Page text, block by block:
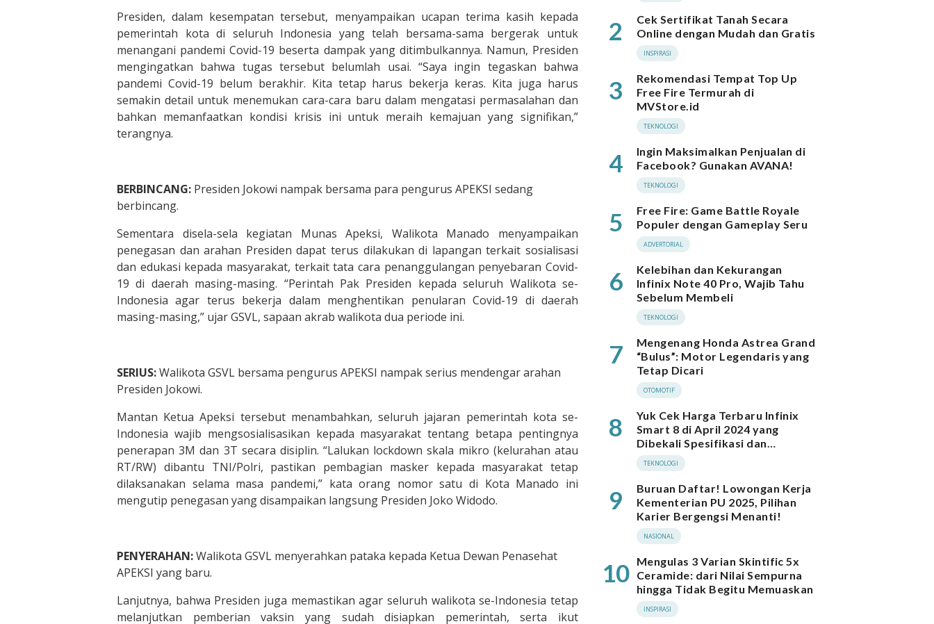
Presiden, dalam kesempatan tersebut, menyampaikan ucapan terima kasih kepada
pemerintah kota di seluruh Indonesia yang telah bersama-sama bergerak untuk
menangani pandemi Covid-19 beserta dampak yang ditimbulkannya. Namun, Presiden
mengingatkan bahwa tugas tersebut belumlah usai. “Saya ingin tegaskan bahwa
pandemi Covid-19 belum berakhir. Kita tetap harus bekerja keras. Kita juga harus
semakin detail untuk menemukan cara-cara baru dalam mengatasi permasalahan dan
bahkan memanfaatkan kondisi krisis ini untuk meraih kemajuan yang signifikan,”
terangnya.
BERBINCANG: Presiden Jokowi nampak bersama para pengurus APEKSI sedang
berbincang.
Sementara disela-sela kegiatan Munas Apeksi, Walikota Manado menyampaikan
penegasan dan arahan Presiden dapat terus dilakukan di lapangan terkait sosialisasi
dan edukasi kepada masyarakat, terkait tata cara penanggulangan penyebaran Covid-
19 di daerah masing-masing. “Perintah Pak Presiden kepada seluruh Walikota se-
Indonesia agar terus bekerja dalam menghentikan penularan Covid-19 di daerah
masing-masing,” ujar GSVL, sapaan akrab walikota dua periode ini.
SERIUS:Walikota GSVL bersama pengurus APEKSI nampak serius mendengar arahan
Presiden Jokowi.
Mantan Ketua Apeksi tersebut menambahkan, seluruh jajaran pemerintah kota se-
Indonesia wajib mengsosialisasikan kepada masyarakat tentang betapa pentingnya
penerapan 3M dan 3T secara disiplin. “Lalukan lockdown skala mikro (kelurahan atau
RT/RW) dibantu TNI/Polri, pastikan pembagian masker kepada masyarakat tetap
dilaksanakan selama masa pandemi,” kata orang nomor satu di Kota Manado ini
mengutip penegasan yang disampaikan langsung Presiden Joko Widodo.
PENYERAHAN:Walikota GSVL menyerahkan pataka kepada Ketua Dewan Penasehat
APEKSI yang baru.
Lanjutnya, bahwa Presiden juga memastikan agar seluruh walikota se-Indonesia tetap
melanjutkan pemberian vaksin yang sudah disiapkan pemerintah, serta ikut
2
Cek Sertifikat Tanah Secara
Online dengan Mudah dan Gratis
INSPIRASI
3
Rekomendasi Tempat Top Up
Free Fire Termurah di
MVStore.id
TEKNOLOGI
4
Ingin Maksimalkan Penjualan di
Facebook? Gunakan AVANA!
TEKNOLOGI
5
Free Fire: Game Battle Royale
Populer dengan Gameplay Seru
ADVERTORIAL
6
Kelebihan dan Kekurangan
Infinix Note 40 Pro, Wajib Tahu
Sebelum Membeli
TEKNOLOGI
7
Mengenang Honda Astrea Grand
“Bulus”: Motor Legendaris yang
Tetap Dicari
OTOMOTIF
8
Yuk Cek Harga Terbaru Infinix
Smart 8 di April 2024 yang
Dibekali Spesifikasi dan
Performa Menarik
TEKNOLOGI
9
Buruan Daftar! Lowongan Kerja
Kementerian PU 2025, Pilihan
Karier Bergengsi Menanti!
NASIONAL
10 Mengulas 3 Varian Skintific 5x
Ceramide: dari Nilai Sempurna
hingga Tidak Begitu Memuaskan
INSPIRASI